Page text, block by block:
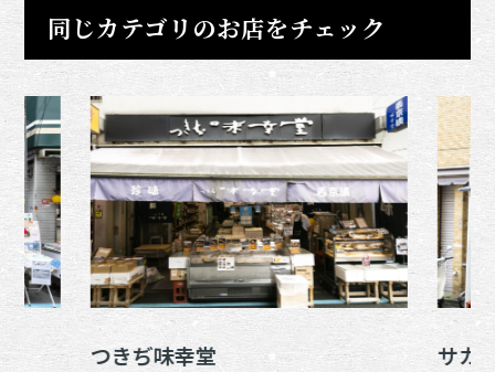
同じカテゴリのお店をチェック
つきぢ味幸堂 サカ